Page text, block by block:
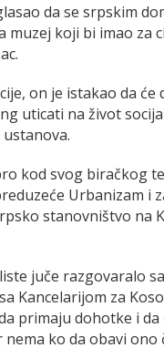
da se srpskim
koji bi imao za
on je istakao da će
uticati na život
kod svog biračkog
Urbanizam i
stanovništvo na
juče razgovaralo
Kancelarijom za
primaju dohotke i da
ko da obavi ono